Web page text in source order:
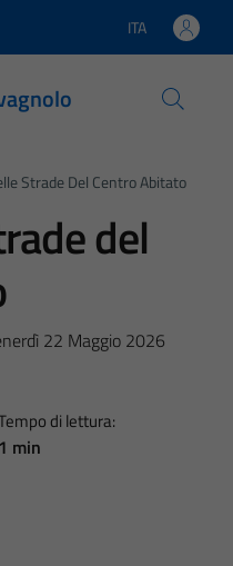
Lingua attiva:
ITA
Strade Del Centro Abitato
del
22 Maggio 2026
di lettura:
1 min